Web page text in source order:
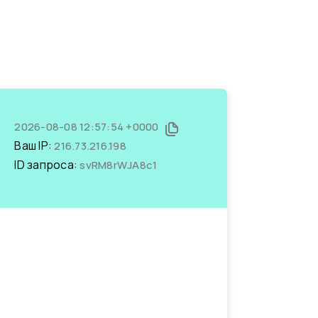
2026-08-08 12:57:54 +0000
Ваш IP:216.73.216.198
ID запроса:svRM8rWJA8c1